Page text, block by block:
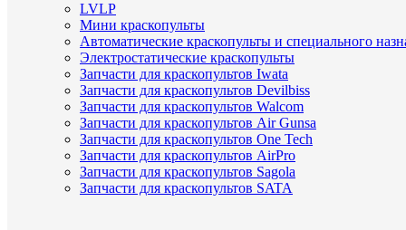
LVLP
Мини краскопульты
Автоматические краскопульты и специального
Электростатические краскопульты
Запчасти для краскопультов Iwata
Запчасти для краскопультов Devilbiss
Запчасти для краскопультов Walcom
Запчасти для краскопультов Air Gunsa
Запчасти для краскопультов One Tech
Запчасти для краскопультов AirPro
Запчасти для краскопультов Sagola
Запчасти для краскопультов SATA